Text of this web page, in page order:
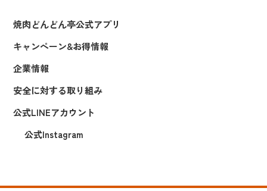
焼肉どんどん亭公式アプリ
キャンペーン&お得情報
企業情報
安全に対する取り組み
公式LINEアカウント
公式Instagram